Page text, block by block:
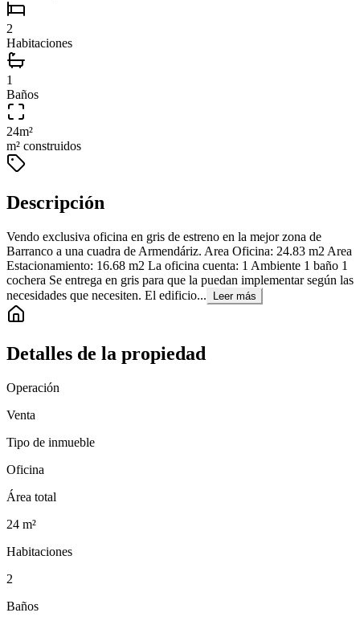
2
Habitaciones
1
Baños
24m²
m² construidos
Descripción
Vendo exclusiva oficina en gris de estreno en la mejor zona de
Barranco a una cuadra de Armendáriz. Area Oficina: 24.83 m2 Area
Estacionamiento: 16.68 m2 La oficina cuenta: 1 Ambiente 1 baño 1
cochera Se entrega en gris para que la puedan implementar según las
necesidades que necesiten. El edificio...
Leer más
Detalles de la propiedad
Operación
Venta
Tipo de inmueble
Oficina
Área total
24 m²
Habitaciones
2
Baños